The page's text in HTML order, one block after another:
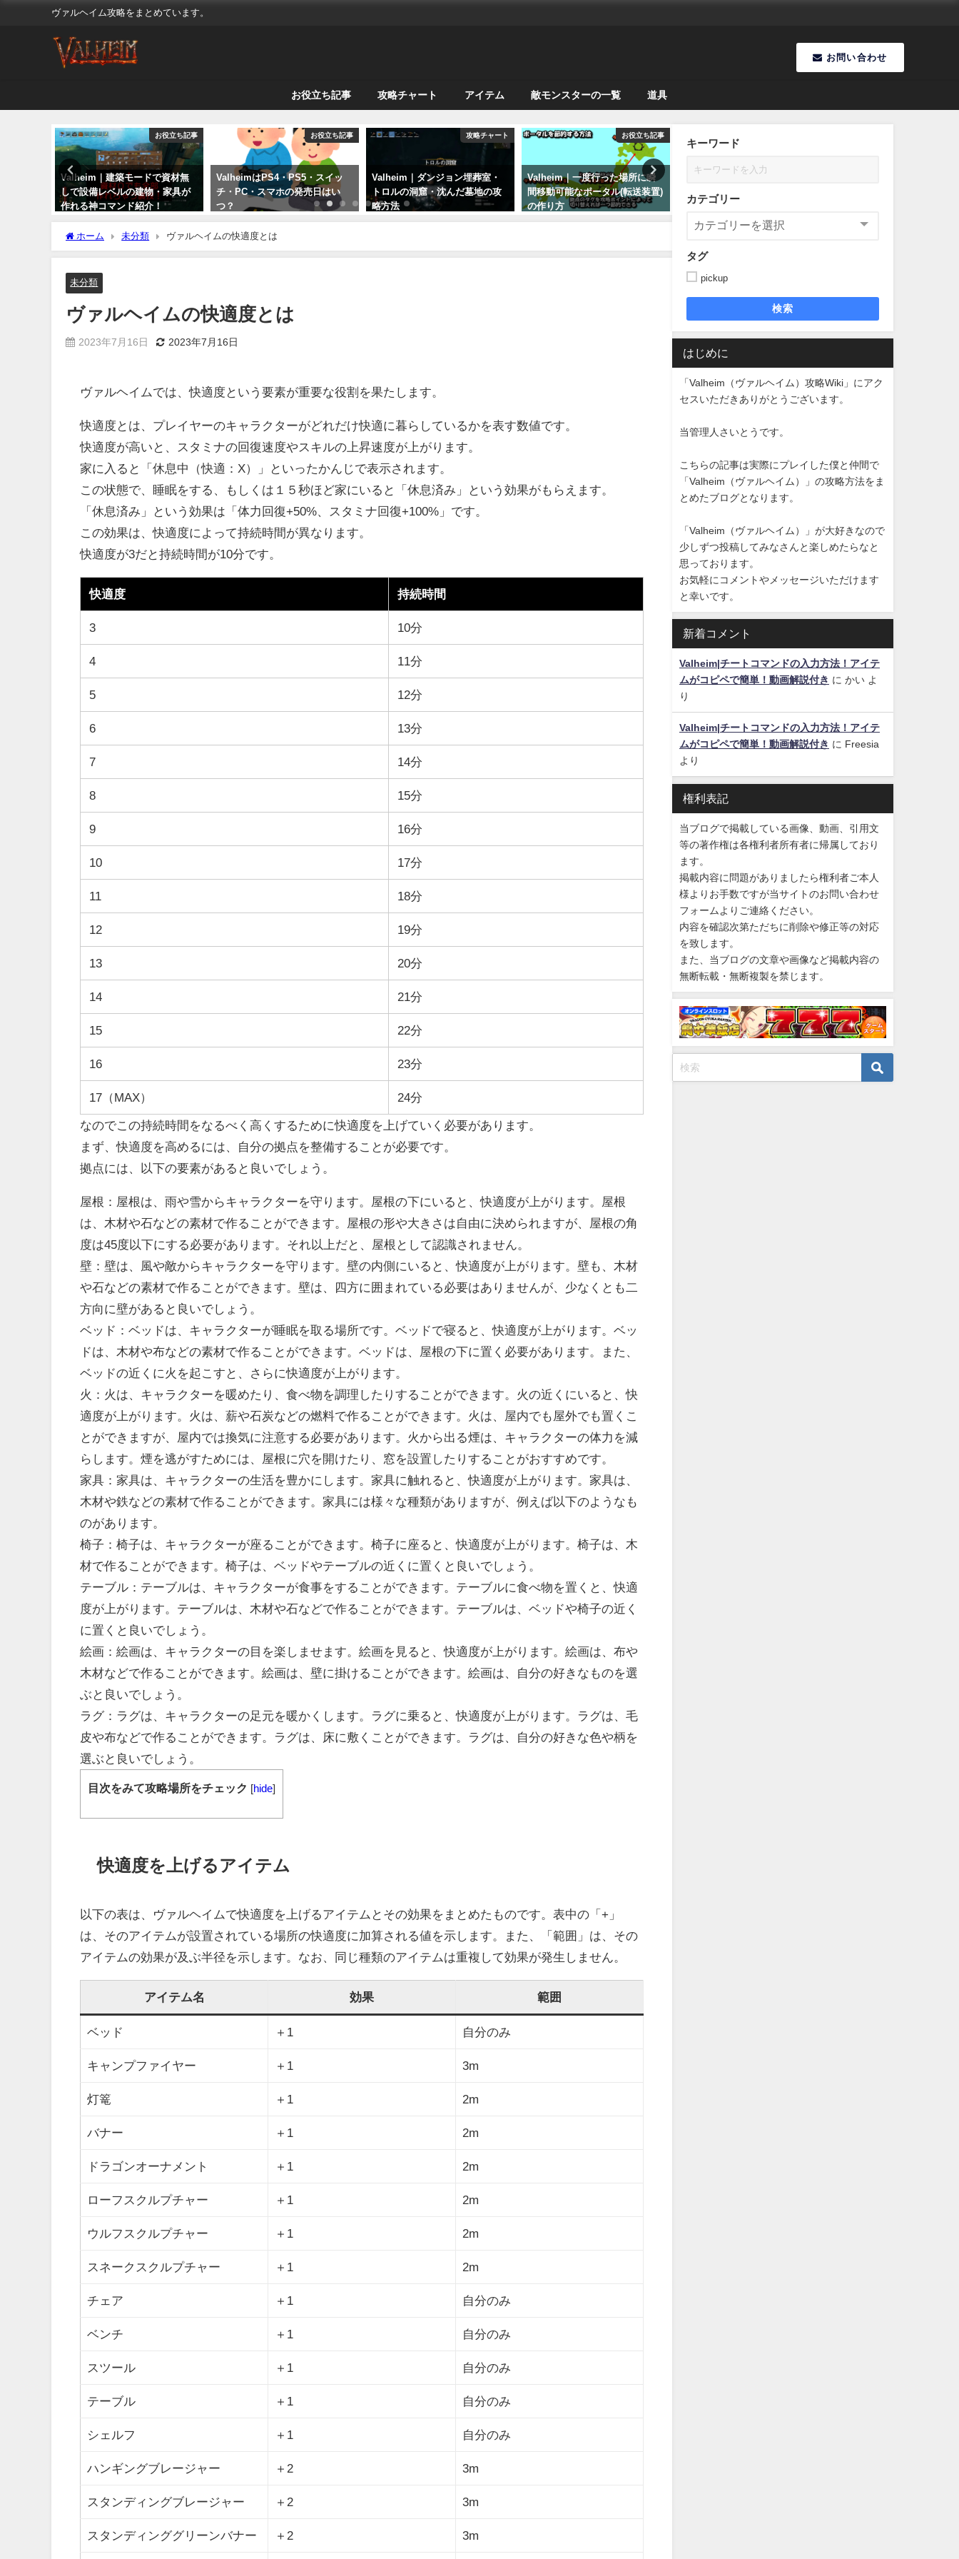
ヴァルヘイム攻略をまとめています。
お問い合わせ
お役立ち記事 攻略チャート アイテム 敵モンスターの一覧 道具
お役立ち記事
Valheim｜建築モードで資材無
しで設備レベルの建物・家具が
作れる神コマンド紹介！
お役立ち記事
ValheimはPS4・PS5・スイッ
チ・PC・スマホの発売日はい
つ？
攻略チャート
Valheim｜ダンジョン埋葬室・
トロルの洞窟・沈んだ墓地の攻
略方法
お役立ち記事
Valheim｜一度行った場所に瞬
間移動可能なポータル(転送装置)
の作り方
方法！アイテムがコピペで簡
単！動画解説付き
2023年3月26日
ホーム 未分類 ヴァルヘイムの快適度とは
未分類
ヴァルヘイムの快適度とは
2023年7月16日 2023年7月16日
ヴァルヘイムでは、快適度という要素が重要な役割を果たします。
快適度とは、プレイヤーのキャラクターがどれだけ快適に暮らしているかを表す数値です。
快適度が高いと、スタミナの回復速度やスキルの上昇速度が上がります。
家に入ると「休息中（快適：X）」といったかんじで表示されます。
この状態で、睡眠をする、もしくは１５秒ほど家にいると「休息済み」という効果がもらえます。
「休息済み」という効果は「体力回復+50%、スタミナ回復+100%」です。
この効果は、快適度によって持続時間が異なります。
快適度が3だと持続時間が10分です。
快適度 持続時間
3 10分
4 11分
5 12分
6 13分
7 14分
8 15分
9 16分
10 17分
11 18分
12 19分
13 20分
14 21分
15 22分
16 23分
17（MAX） 24分
なのでこの持続時間をなるべく高くするために快適度を上げていく必要があります。
まず、快適度を高めるには、自分の拠点を整備することが必要です。
拠点には、以下の要素があると良いでしょう。
屋根：屋根は、雨や雪からキャラクターを守ります。屋根の下にいると、快適度が上がります。屋根
は、木材や石などの素材で作ることができます。屋根の形や大きさは自由に決められますが、屋根の角
度は45度以下にする必要があります。それ以上だと、屋根として認識されません。
壁：壁は、風や敵からキャラクターを守ります。壁の内側にいると、快適度が上がります。壁も、木材
や石などの素材で作ることができます。壁は、四方に囲まれている必要はありませんが、少なくとも二
方向に壁があると良いでしょう。
ベッド：ベッドは、キャラクターが睡眠を取る場所です。ベッドで寝ると、快適度が上がります。ベッ
ドは、木材や布などの素材で作ることができます。ベッドは、屋根の下に置く必要があります。また、
ベッドの近くに火を起こすと、さらに快適度が上がります。
火：火は、キャラクターを暖めたり、食べ物を調理したりすることができます。火の近くにいると、快
適度が上がります。火は、薪や石炭などの燃料で作ることができます。火は、屋内でも屋外でも置くこ
とができますが、屋内では換気に注意する必要があります。火から出る煙は、キャラクターの体力を減
らします。煙を逃がすためには、屋根に穴を開けたり、窓を設置したりすることがおすすめです。
家具：家具は、キャラクターの生活を豊かにします。家具に触れると、快適度が上がります。家具は、
木材や鉄などの素材で作ることができます。家具には様々な種類がありますが、例えば以下のようなも
のがあります。
椅子：椅子は、キャラクターが座ることができます。椅子に座ると、快適度が上がります。椅子は、木
材で作ることができます。椅子は、ベッドやテーブルの近くに置くと良いでしょう。
テーブル：テーブルは、キャラクターが食事をすることができます。テーブルに食べ物を置くと、快適
度が上がります。テーブルは、木材や石などで作ることができます。テーブルは、ベッドや椅子の近く
に置くと良いでしょう。
絵画：絵画は、キャラクターの目を楽しませます。絵画を見ると、快適度が上がります。絵画は、布や
木材などで作ることができます。絵画は、壁に掛けることができます。絵画は、自分の好きなものを選
ぶと良いでしょう。
ラグ：ラグは、キャラクターの足元を暖かくします。ラグに乗ると、快適度が上がります。ラグは、毛
皮や布などで作ることができます。ラグは、床に敷くことができます。ラグは、自分の好きな色や柄を
選ぶと良いでしょう。
目次をみて攻略場所をチェック hide
快適度を上げるアイテム
以下の表は、ヴァルヘイムで快適度を上げるアイテムとその効果をまとめたものです。表中の「+」
は、そのアイテムが設置されている場所の快適度に加算される値を示します。また、「範囲」は、その
アイテムの効果が及ぶ半径を示します。なお、同じ種類のアイテムは重複して効果が発生しません。
アイテム名 効果 範囲
ベッド ＋1 自分のみ
キャンプファイヤー ＋1 3m
灯篭 ＋1 2m
バナー ＋1 2m
ドラゴンオーナメント ＋1 2m
ローフスクルプチャー ＋1 2m
ウルフスクルプチャー ＋1 2m
スネークスクルプチャー ＋1 2m
チェア ＋1 自分のみ
ベンチ ＋1 自分のみ
スツール ＋1 自分のみ
テーブル ＋1 自分のみ
シェルフ ＋1 自分のみ
ハンギングブレージャー ＋2 3m
スタンディングブレージャー ＋2 3m
スタンディンググリーンバナー ＋2 3m
キーワード
カテゴリー
タグ
pickup
検索
はじめに
「Valheim（ヴァルヘイム）攻略Wiki」にアク
セスいただきありがとうございます。
当管理人さいとうです。
こちらの記事は実際にプレイした僕と仲間で
「Valheim（ヴァルヘイム）」の攻略方法をま
とめたブログとなります。
「Valheim（ヴァルヘイム）」が大好きなので
少しずつ投稿してみなさんと楽しめたらなと
思っております。
お気軽にコメントやメッセージいただけます
と幸いです。
新着コメント
Valheim|チートコマンドの入力方法！アイテ
ムがコピペで簡単！動画解説付き に かい よ
り
Valheim|チートコマンドの入力方法！アイテ
ムがコピペで簡単！動画解説付き に Freesia
より
権利表記
当ブログで掲載している画像、動画、引用文
等の著作権は各権利者所有者に帰属しており
ます。
掲載内容に問題がありましたら権利者ご本人
様よりお手数ですが当サイトのお問い合わせ
フォームよりご連絡ください。
内容を確認次第ただちに削除や修正等の対応
を致します。
また、当ブログの文章や画像など掲載内容の
無断転載・無断複製を禁じます。